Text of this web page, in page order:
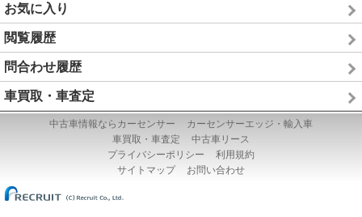
お気に入り
閲覧履歴
問合わせ履歴
車買取・車査定
中古車情報ならカーセンサー
カーセンサーエッジ・輸入車
車買取・車査定
中古車リース
プライバシーポリシー
利用規約
サイトマップ
お問い合わせ